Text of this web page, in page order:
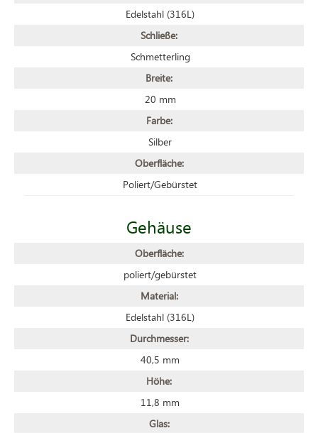
Edelstahl (316L)
Schließe:
Schmetterling
Breite:
20 mm
Farbe:
Silber
Oberfläche:
Poliert/Gebürstet
Gehäuse
Oberfläche:
poliert/gebürstet
Material:
Edelstahl (316L)
Durchmesser:
40,5 mm
Höhe:
11,8 mm
Glas: